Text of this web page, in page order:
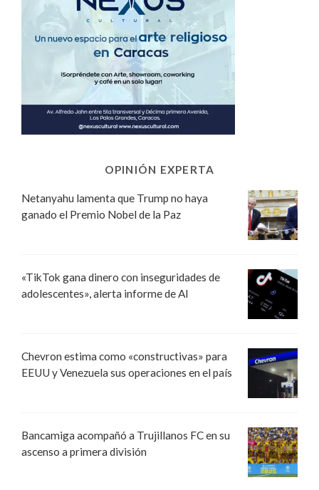
OPINIÓN EXPERTA
Netanyahu lamenta que Trump no haya
ganado el Premio Nobel de la Paz
«TikTok gana dinero con inseguridades de
adolescentes», alerta informe de AI
Chevron estima como «constructivas» para
EEUU y Venezuela sus operaciones en el país
Bancamiga acompañó a Trujillanos FC en su
ascenso a primera división